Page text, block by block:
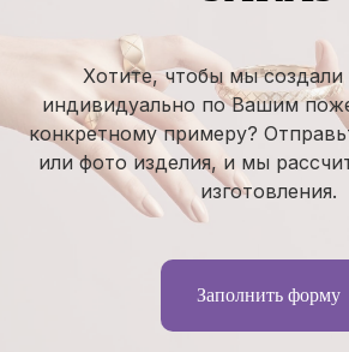
Хотите, чтобы мы
индивидуально по Вашим
конкретному примеру?
или фото изделия, и мы
изготовления.
Заполнить форму